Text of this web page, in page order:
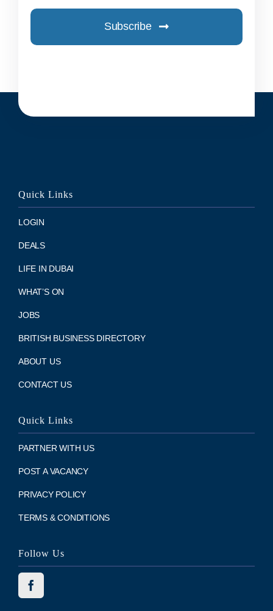
Subscribe
Quick Links
LOGIN
DEALS
LIFE IN DUBAI
WHAT’S ON
JOBS
BRITISH BUSINESS DIRECTORY
ABOUT US
CONTACT US
Quick Links
PARTNER WITH US
POST A VACANCY
PRIVACY POLICY
TERMS & CONDITIONS
Follow Us